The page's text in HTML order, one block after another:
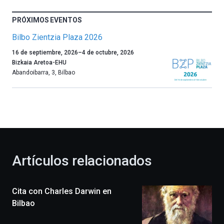
PRÓXIMOS EVENTOS
Bilbo Zientzia Plaza 2026
Un
año
más,
celebración
novena
edición
16 de septiembre, 2026–4 de octubre, 2026
Bizkaia Aretoa-EHU
Abandoibarra, 3, Bilbao
Artículos relacionados
Cita con Charles Darwin en
Bilbao